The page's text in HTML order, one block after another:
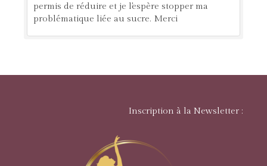
permis de réduire et je l'espère stopper ma
problématique liée au sucre. Merci
Inscription à la Newsletter :